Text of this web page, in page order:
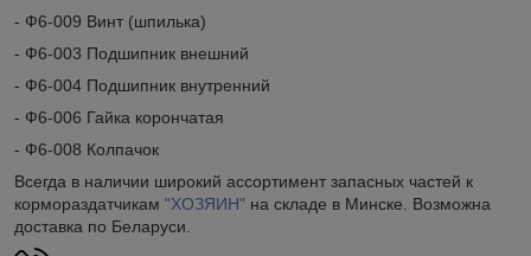
- Ф6-009 Винт (шпилька)
- Ф6-003 Подшипник внешний
- Ф6-004 Подшипник внутренний
- Ф6-006 Гайка корончатая
- Ф6-008 Колпачок
Всегда в наличии широкий ассортимент запасных частей к
кормораздатчикам "ХОЗЯИН" на складе в Минске. Возможна
доставка по Беларуси.